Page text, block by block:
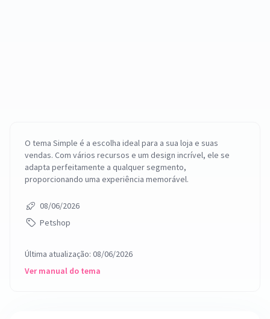
08/06/2026
Petshop
O tema Simple é a escolha ideal para a sua loja e suas
vendas. Com vários recursos e um design incrível, ele se
adapta perfeitamente a qualquer segmento,
proporcionando uma experiência memorável.
Última atualização: 08/06/2026
Ver manual do tema